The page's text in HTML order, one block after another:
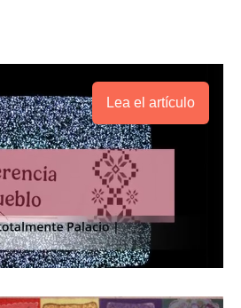
Lea el artículo